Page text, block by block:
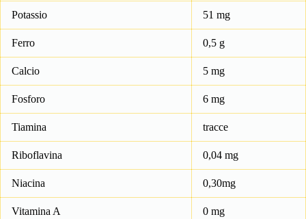
Potassio 51 mg
Ferro 0,5 g
Calcio 5 mg
Fosforo 6 mg
Tiamina tracce
Riboflavina 0,04 mg
Niacina 0,30mg
Vitamina A 0 mg